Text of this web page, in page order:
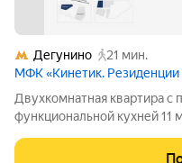
Дегунино
21 мин.
МФК «Кинетик.
Двухкомнатная квартира с
функциональной кухней 11
5м этаже нового